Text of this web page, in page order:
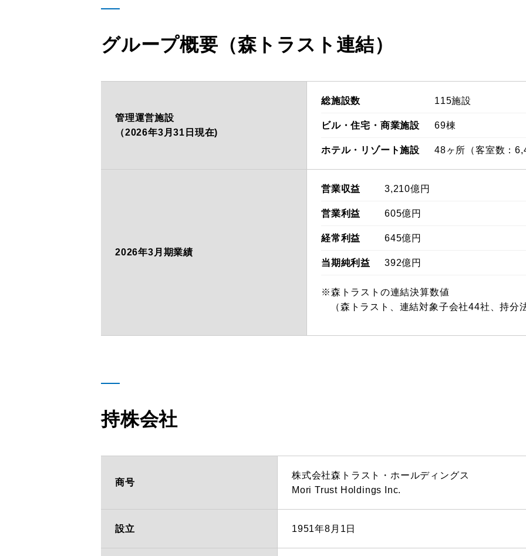
グループ概要（森トラスト連結）
管理運営施設
（2026年3月31日現在)
総施設数 115施設
ビル・住宅・ 商業施設 69棟
ホテル・ リゾート施設 48ヶ所（客室数：
2026年3月期業績
営業収益 3,210億円
営業利益 605億円
経常利益 645億円
当期純利益 392億円
※森トラストの連結決算数値
（森トラスト、連結対象子会社44社、持分
持株会社
商号
株式会社森トラスト・ホールディングス
Mori Trust Holdings Inc.
設立 1951年8月1日